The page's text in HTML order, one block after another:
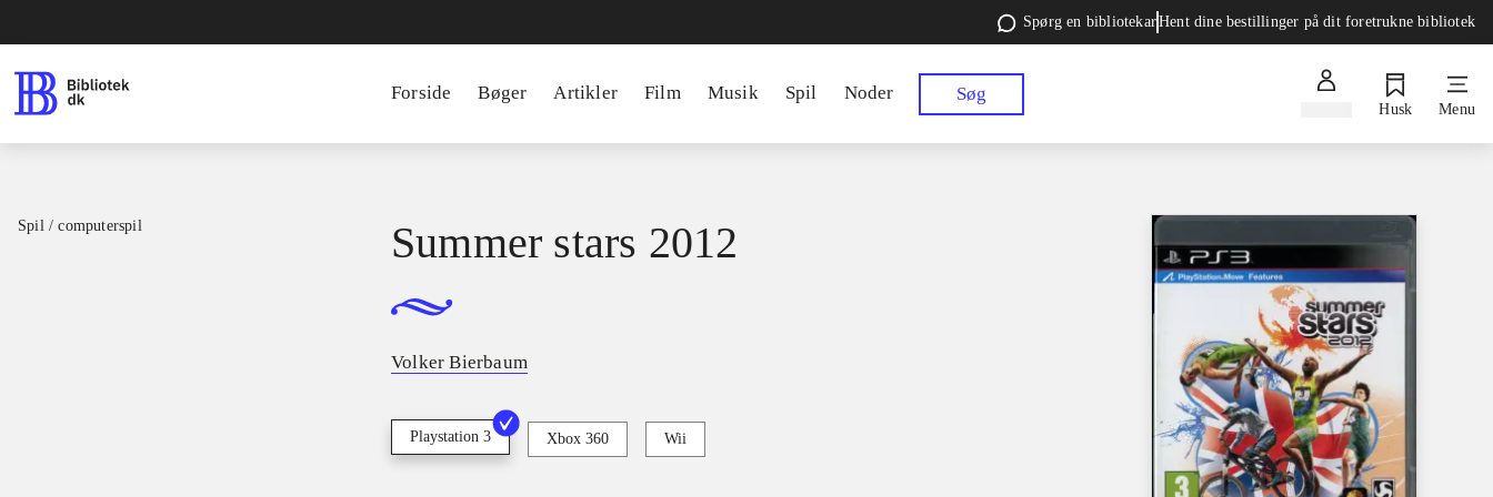
Spørg en bibliotekarHent dine bestillinger på dit foretrukne bibliotek
Forside Bøger Artikler Film Musik Spil Noder Søg
Husk Menu
Spil / computerspil Summer stars 2012
Volker Bierbaum
Playstation 3 Xbox 360 Wii